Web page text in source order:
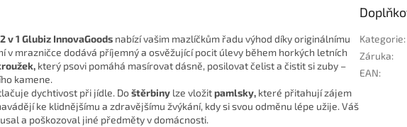
1 Glubiz InnovaGoods nabízí vašim mazlíčkům řadu výhod díky originálnímu
v mrazničce dodává příjemný a osvěžující pocit úlevy během horkých letních
který psovi pomáhá masírovat dásně, posilovat čelist a čistit si zuby –
kamene.
dychtivost při jídle. Doštěrbiny lze vložitpamlsky, které přitahují zájem
ke klidnějšímu a zdravějšímu žvýkání, kdy si svou odměnu lépe užije. Váš
a poškozoval jiné předměty v domácnosti.
Kategorie:
Záruka:
EAN: